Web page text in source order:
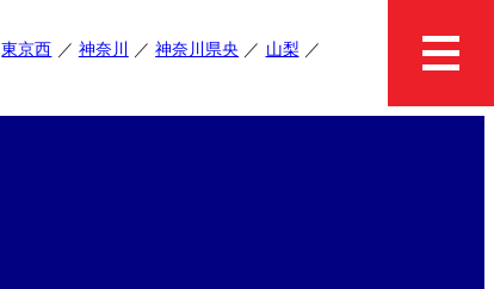
東京西 神奈川 神奈川県央
山梨